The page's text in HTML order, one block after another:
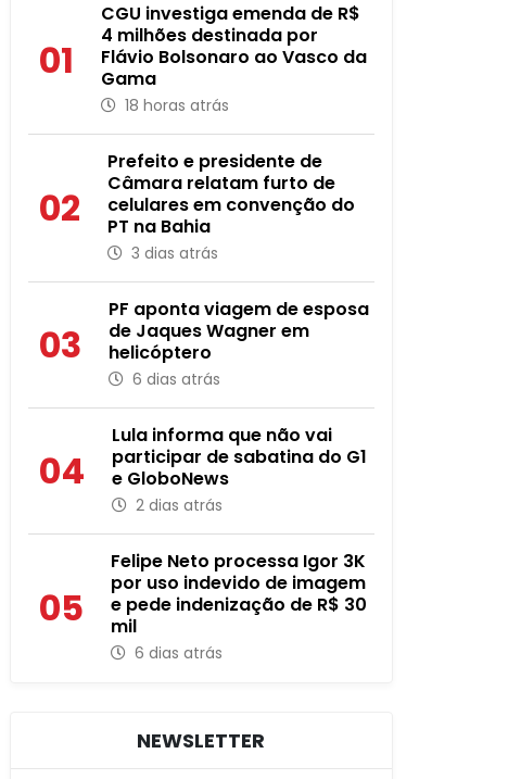
01
CGU investiga emenda de R$
4 milhões destinada por
Flávio Bolsonaro ao Vasco da
Gama
18 horas atrás
02
Prefeito e presidente de
Câmara relatam furto de
celulares em convenção do
PT na Bahia
3 dias atrás
03
PF aponta viagem de esposa
de Jaques Wagner em
helicóptero
6 dias atrás
04
Lula informa que não vai
participar de sabatina do G1
e GloboNews
2 dias atrás
05
Felipe Neto processa Igor 3K
por uso indevido de imagem
e pede indenização de R$ 30
mil
6 dias atrás
NEWSLETTER